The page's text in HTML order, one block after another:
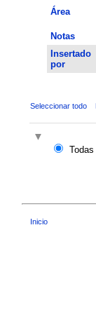
Área
Notas
Insertado
por
Seleccionar todo
Inicio